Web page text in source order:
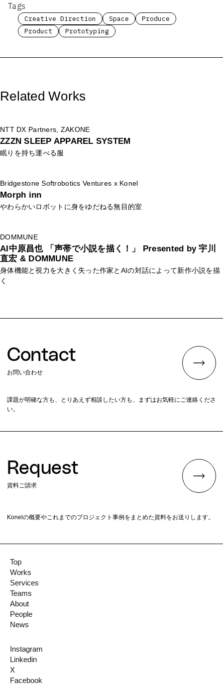
Tags
Creative Direction Space
Produce
Product
Prototyping
Related Works
NTT DX Partners, ZAKONE
ZZZN SLEEP APPAREL SYSTEM
眠りを持ち運べる服
Bridgestone Softrobotics Ventures x Konel
Morph inn
やわらかいロボットに身をゆだねる無目的室
DOMMUNE
AI中原昌也 「声帯で小説を描く！」 Presented by 宇川
直宏 & DOMMUNE
身体機能と視力を大きく失った作家とAIの対話によって新作小説を描
く
Top
Works
Services
Teams
About
People
News
Instagram
Linkedin
X
Facebook
Contact
お問い合わせ
課題が明確な方も、とりあえず相談したい方も、まずはお気軽にご連絡くださ
い。
Request
資料ご請求
Konelの概要やこれまでのプロジェクト事例をまとめた資料をお送りします。